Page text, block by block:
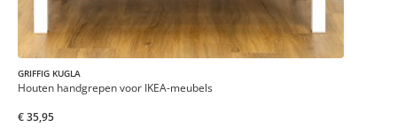
GRIFFIG KUGLA
Houten handgrepen voor IKEA-meubels
€ 35,95